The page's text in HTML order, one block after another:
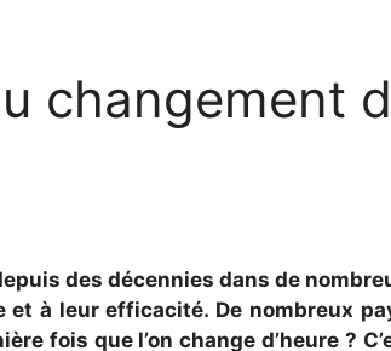
changement
des décennies dans de
à leur efficacité. De nombreux
fois que l’on change d’heure ?